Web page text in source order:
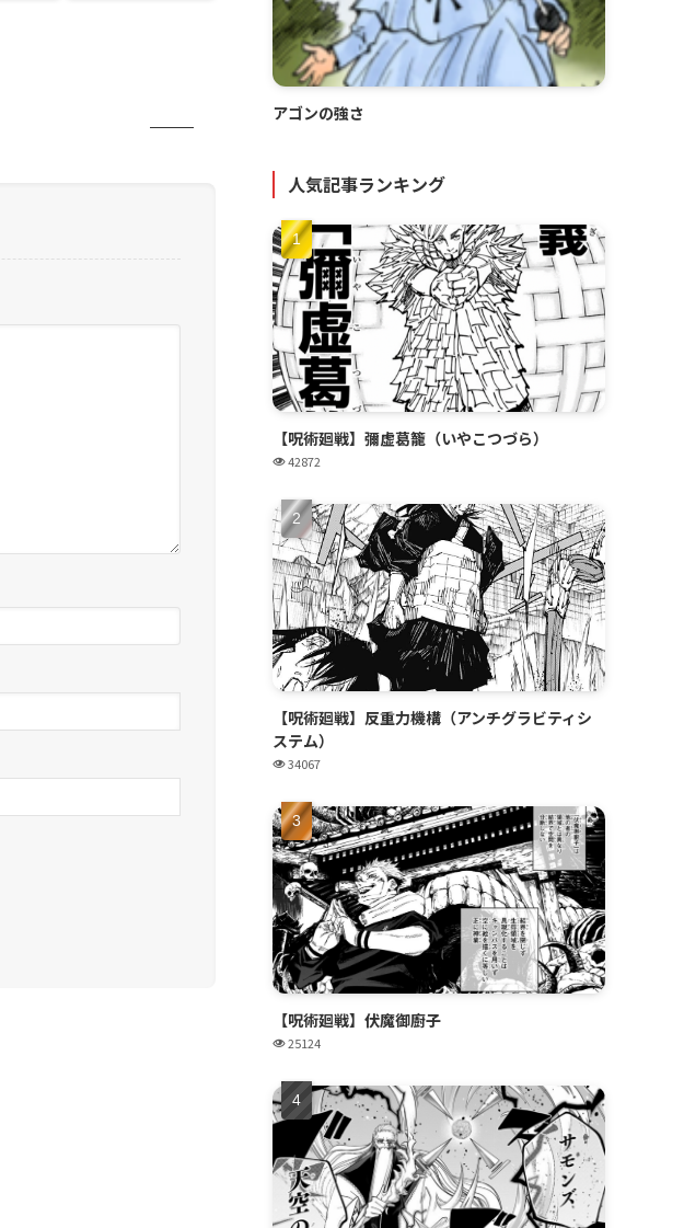
アゴンの強さ
人気記事ランキング
【呪術廻戦】彌虚葛籠（いやこつづら）
42872
【呪術廻戦】反重力機構（アンチグラビティシ
ステム）
34067
【呪術廻戦】伏魔御廚子
25124